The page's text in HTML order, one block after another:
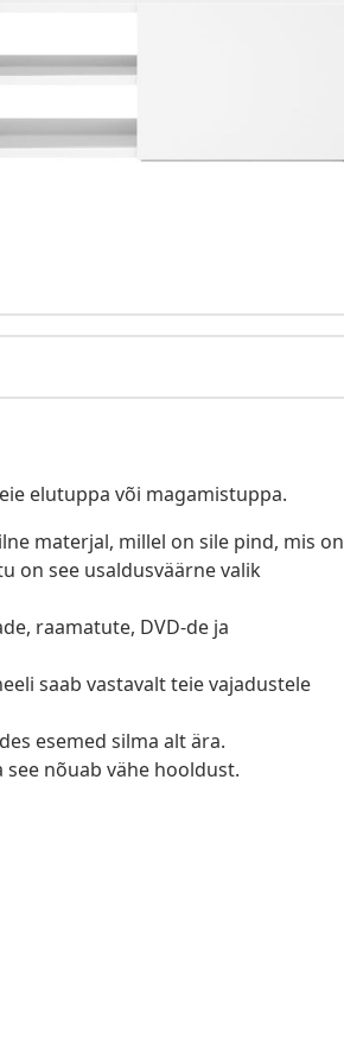
elutuppa või magamistuppa.
materjal, millel on sile pind, mis on
on see usaldusväärne valik
raamatute, DVD-de ja
saab vastavalt teie vajadustele
esemed silma alt ära.
nõuab vähe hooldust.